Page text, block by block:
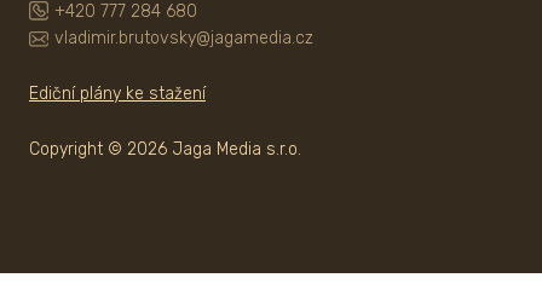
+420 777 284 680
vladimir.brutovsky@jagamedia.cz
Ediční plány ke stažení
Copyright © 2026 Jaga Media s.r.o.